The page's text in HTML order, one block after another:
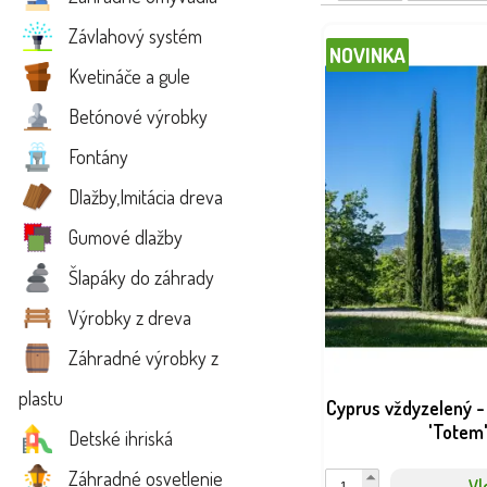
Závlahový systém
Kvetináče a gule
Betónové výrobky
Fontány
Dlažby,Imitácia dreva
Gumové dlažby
Šlapáky do záhrady
Výrobky z dreva
Záhradné výrobky z
plastu
Detské ihriská
Záhradné osvetlenie
Na udržanie
stromov/kríkov, aby
Potrebujete
Cyprus vždyzelený
NOVINKA